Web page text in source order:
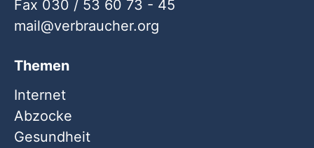
Fax 030 / 53 60 73 - 45
mail
verbraucher org
Themen
Internet
Abzocke
Gesundheit